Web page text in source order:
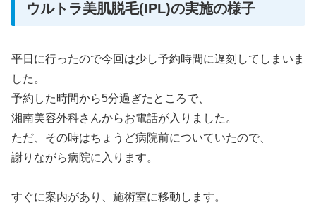
ウルトラ美肌脱毛(IPL)の実施の様子
平日に行ったので今回は少し予約時間に遅刻してしまいま
した。
予約した時間から5分過ぎたところで、
湘南美容外科さんからお電話が入りました。
ただ、その時はちょうど病院前についていたので、
謝りながら病院に入ります。
すぐに案内があり、施術室に移動します。